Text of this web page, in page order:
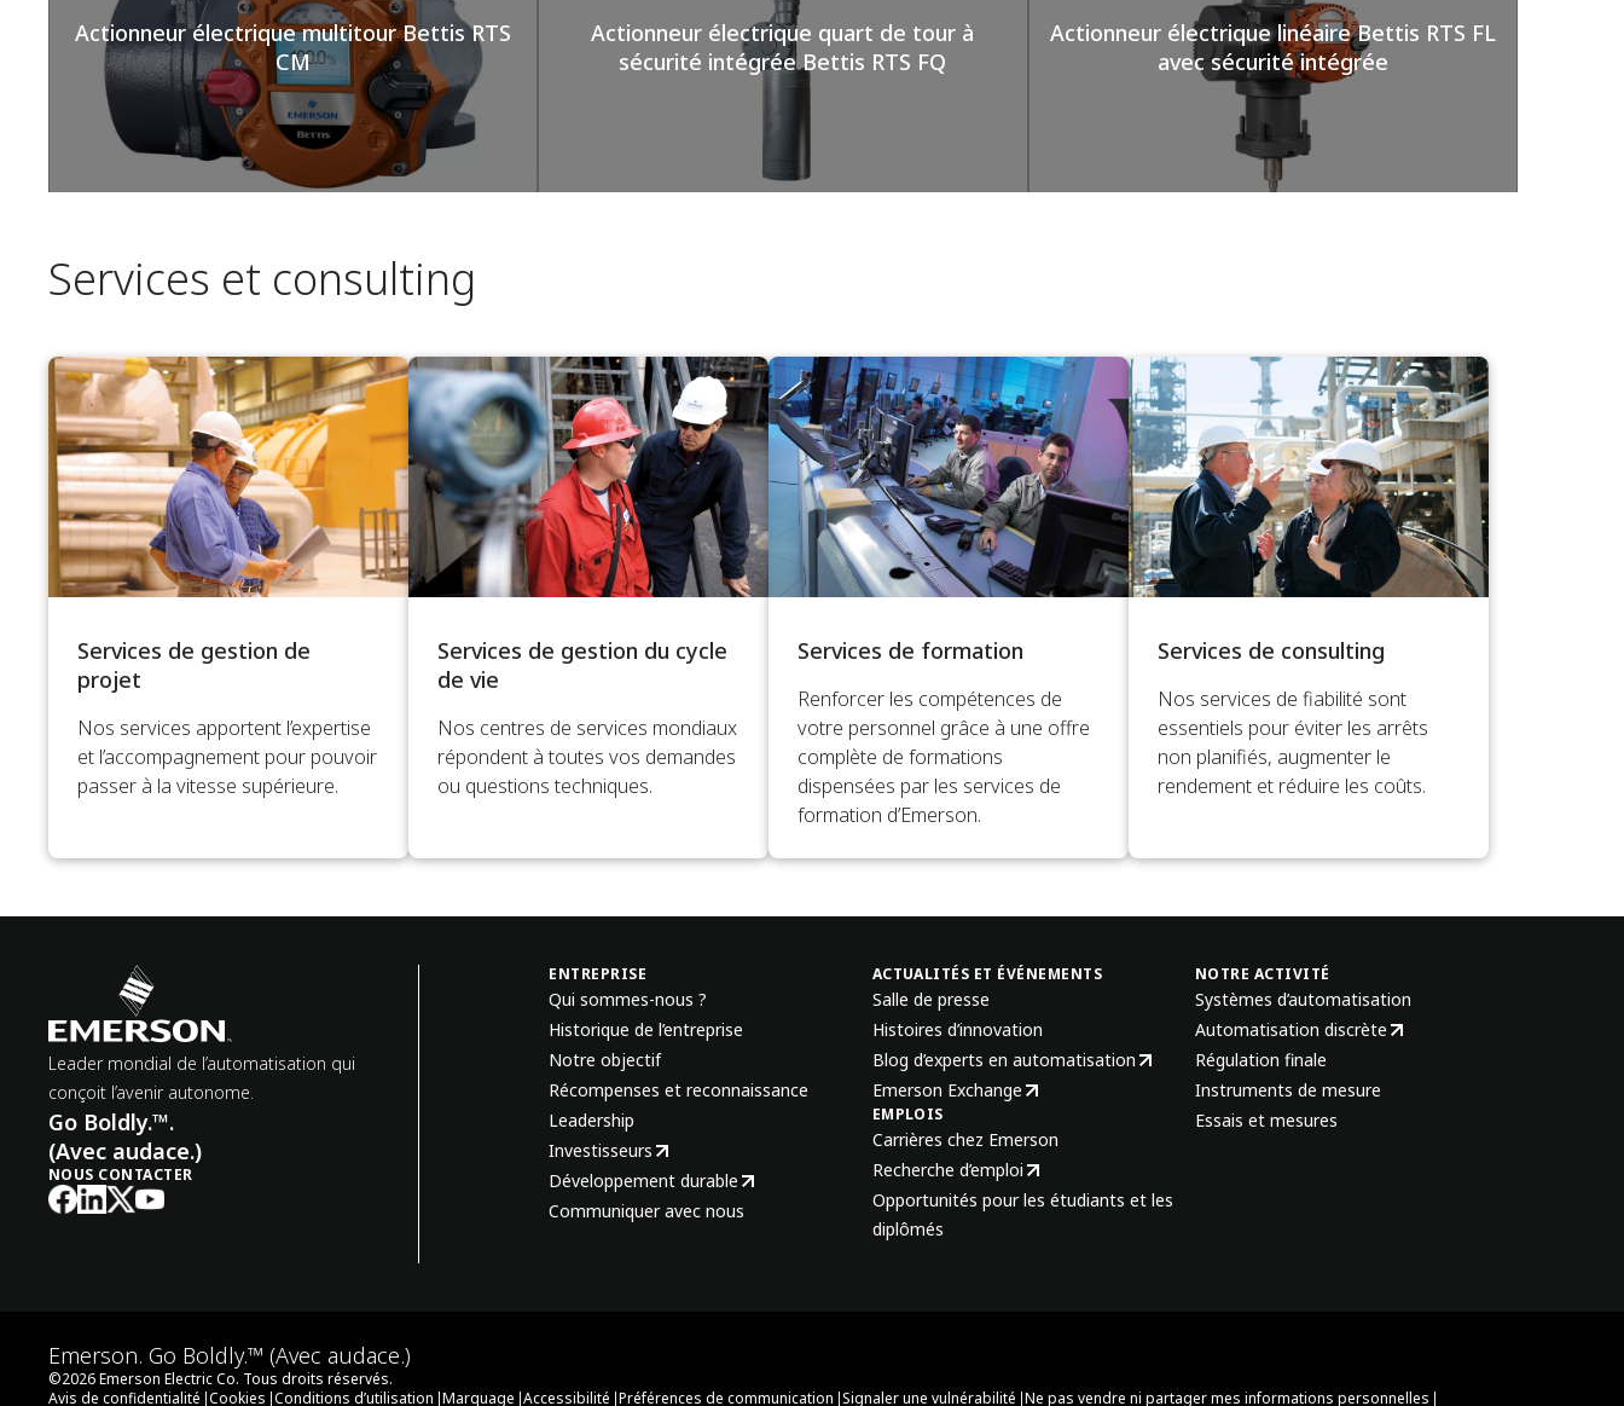
Actionneur électrique multitour Bettis RTS
CM
Actionneur électrique quart de tour à
sécurité intégrée Bettis RTS FQ
Actionneur électrique linéaire Bettis RTS FL
avec sécurité intégrée
Services et consulting
Services de gestion de
projet
Nos services apportent l’expertise
et l’accompagnement pour pouvoir
passer à la vitesse supérieure.
Services de gestion du cycle
de vie
Nos centres de services mondiaux
répondent à toutes vos demandes
ou questions techniques.
Services de formation
Renforcer les compétences de
votre personnel grâce à une offre
complète de formations
dispensées par les services de
formation d’Emerson.
Services de consulting
Nos services de fiabilité sont
essentiels pour éviter les arrêts
non planifiés, augmenter le
rendement et réduire les coûts.
Leader mondial de l’automatisation qui
conçoit l’avenir autonome.
Go Boldly.™.
(Avec audace.)
NOUS CONTACTER
ENTREPRISE
Qui sommes-nous ?
Historique de l’entreprise
Notre objectif
Récompenses et reconnaissance
Leadership
Investisseurs
Développement durable
Communiquer avec nous
ACTUALITÉS ET ÉVÉNEMENTS
Salle de presse
Histoires d’innovation
Blog d’experts en automatisation
Emerson Exchange
EMPLOIS
Carrières chez Emerson
Recherche d’emploi
Opportunités pour les étudiants et les
diplômés
NOTRE ACTIVITÉ
Systèmes d’automatisation
Automatisation discrète
Régulation finale
Instruments de mesure
Essais et mesures
Emerson. Go Boldly.™ (Avec audace.)
©2026Emerson Electric Co. Tous droits réservés.
Avis de confidentialité |Cookies |Conditions d’utilisation |Marquage |Accessibilité |Préférences de communication |Signaler une vulnérabilité |Ne pas vendre ni partager mes informations personnelles |